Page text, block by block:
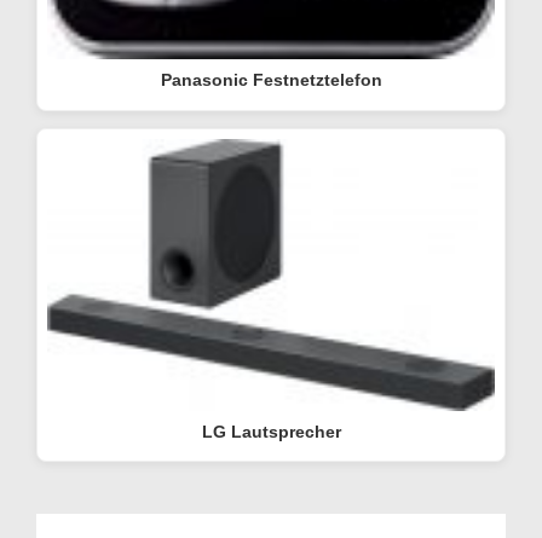
Panasonic Festnetztelefon
LG Lautsprecher